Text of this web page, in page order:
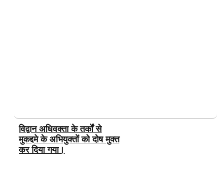
विद्वान अधिवक्ता के तर्कों से
मुकद्दमे के अभियुक्तों को दोष मुक्त
कर दिया गया।